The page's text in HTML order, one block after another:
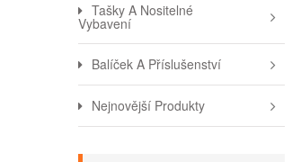
Tašky A Nositelné
Vybavení
Balíček A Příslušenství
Nejnovější Produkty